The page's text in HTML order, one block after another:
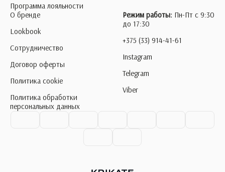
Программа лояльности
О бренде
Lookbook
Сотрудничество
Договор оферты
Политика cookie
Политика обработки
персональных данных
Режим работы: Пн-Пт с 9:30
до 17:30
+375 (33) 914-41-61
Instagram
Telegram
Viber